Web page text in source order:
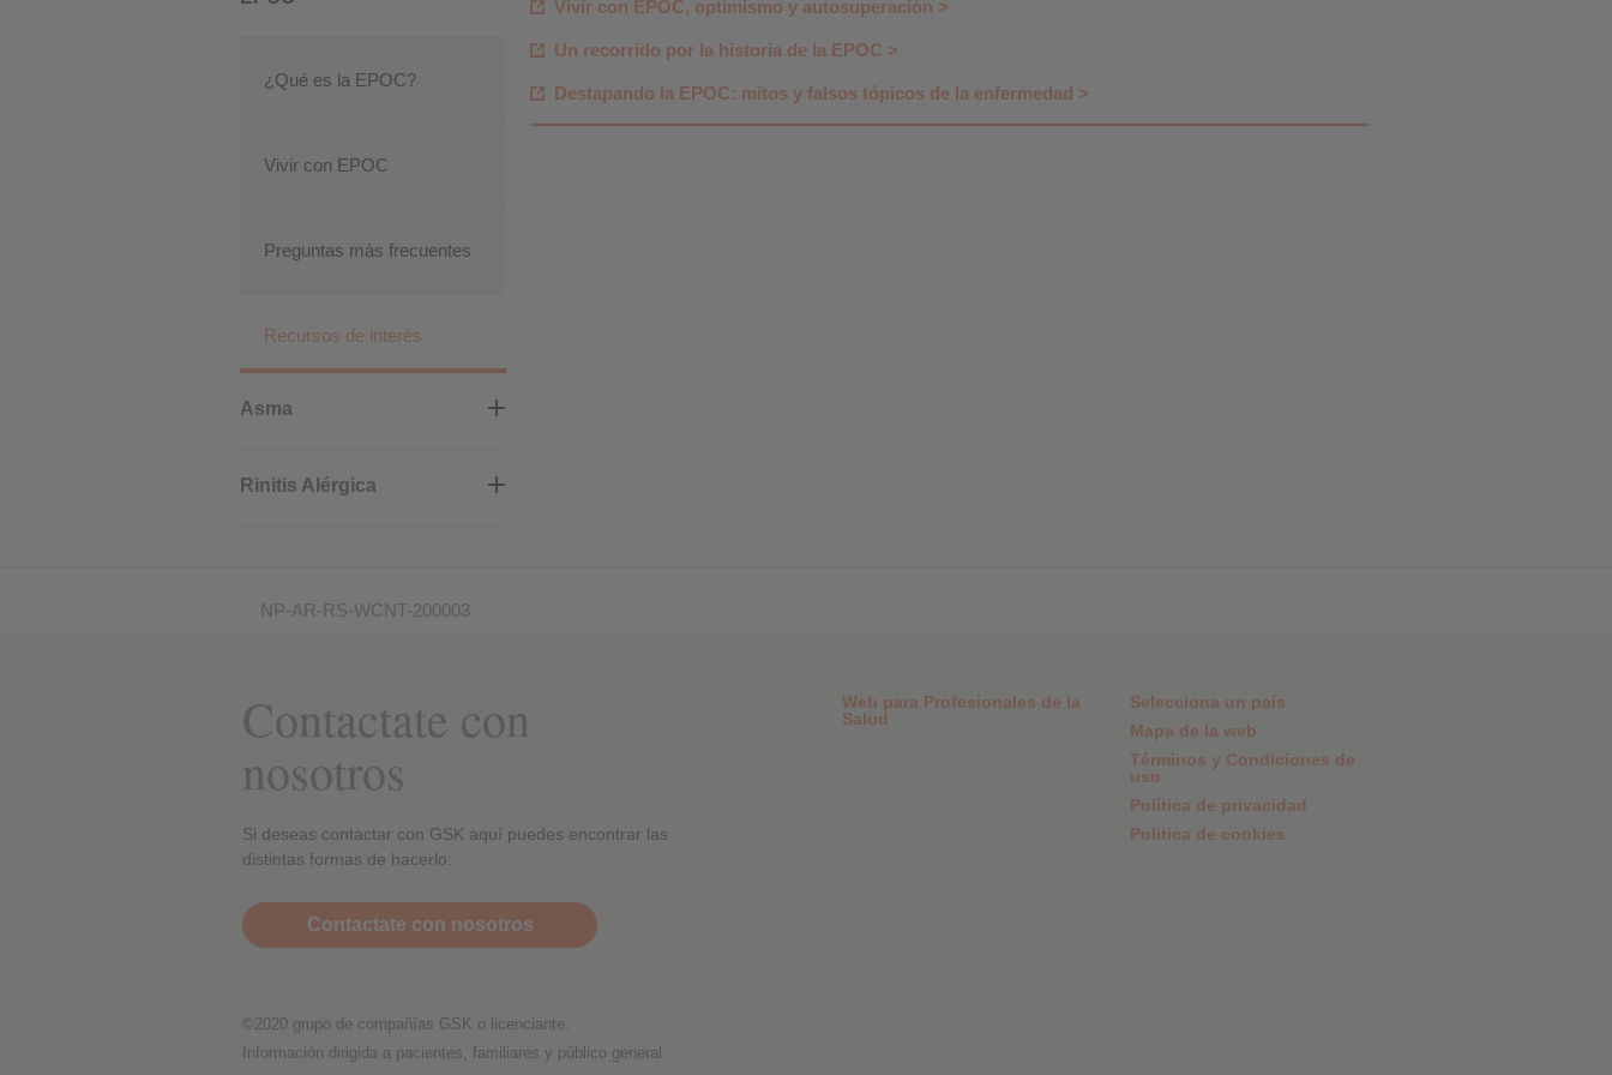
¿Qué es la EPOC?
Vivir con EPOC
Preguntas más frecuentes
Recursos de interés
Asma
Rinitis Alérgica
Vivir con EPOC, optimismo y autosuperación >
Un recorrido por la historia de la EPOC >
Destapando la EPOC: mitos y falsos tópicos de la enfermedad >
NP-AR-RS-WCNT-200003
Contactate con
nosotros
Si deseas contactar con GSK aquí puedes encontrar las
distintas formas de hacerlo:
Contactate con nosotros
Web para Profesionales de la
Salud
Selecciona un país
Mapa de la web
Términos y Condiciones de
uso
Política de privacidad
Politica de cookies
©2020 grupo de compañías GSK o licenciante.
Información dirigida a pacientes, familiares y público general.